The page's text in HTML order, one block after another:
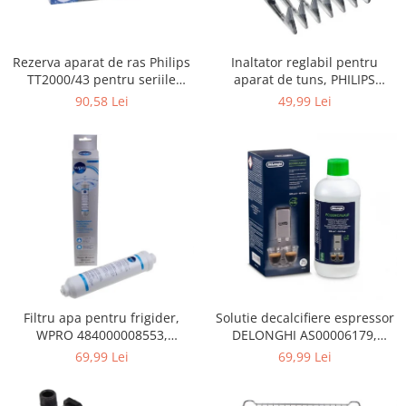
Gaming, Carti & Birotica
Console, Jocuri & Accesorii
Ingrijire personala & Cosmetice
Accesorii aparate hair styling
Aparate & Accesorii ingrijire
personala
Aparate cosmetice
Articole Sanatate si Wellness
Consumabile sanitare
Cosmetice si produse ingrijire
personala
Igiena dentara
Jucarii, Copii & Bebe
Camera copilului
Hrana bebelusi
Rezerva aparat de ras Philips
TT2000/43 pentru seriile
Bodygroom 3000/5000/7000 si
90,58 Lei
Inaltator reglabil pentru
aparat de tuns, PHILIPS
422203633281, 3-15 mm,
49,99 Lei
Filtru apa pentru frigider,
WPRO 484000008553,
compatibil cu Samsung, AEG,
69,99 Lei
Solutie decalcifiere espressor
DELONGHI AS00006179,
DLSC500, 500 ml
69,99 Lei